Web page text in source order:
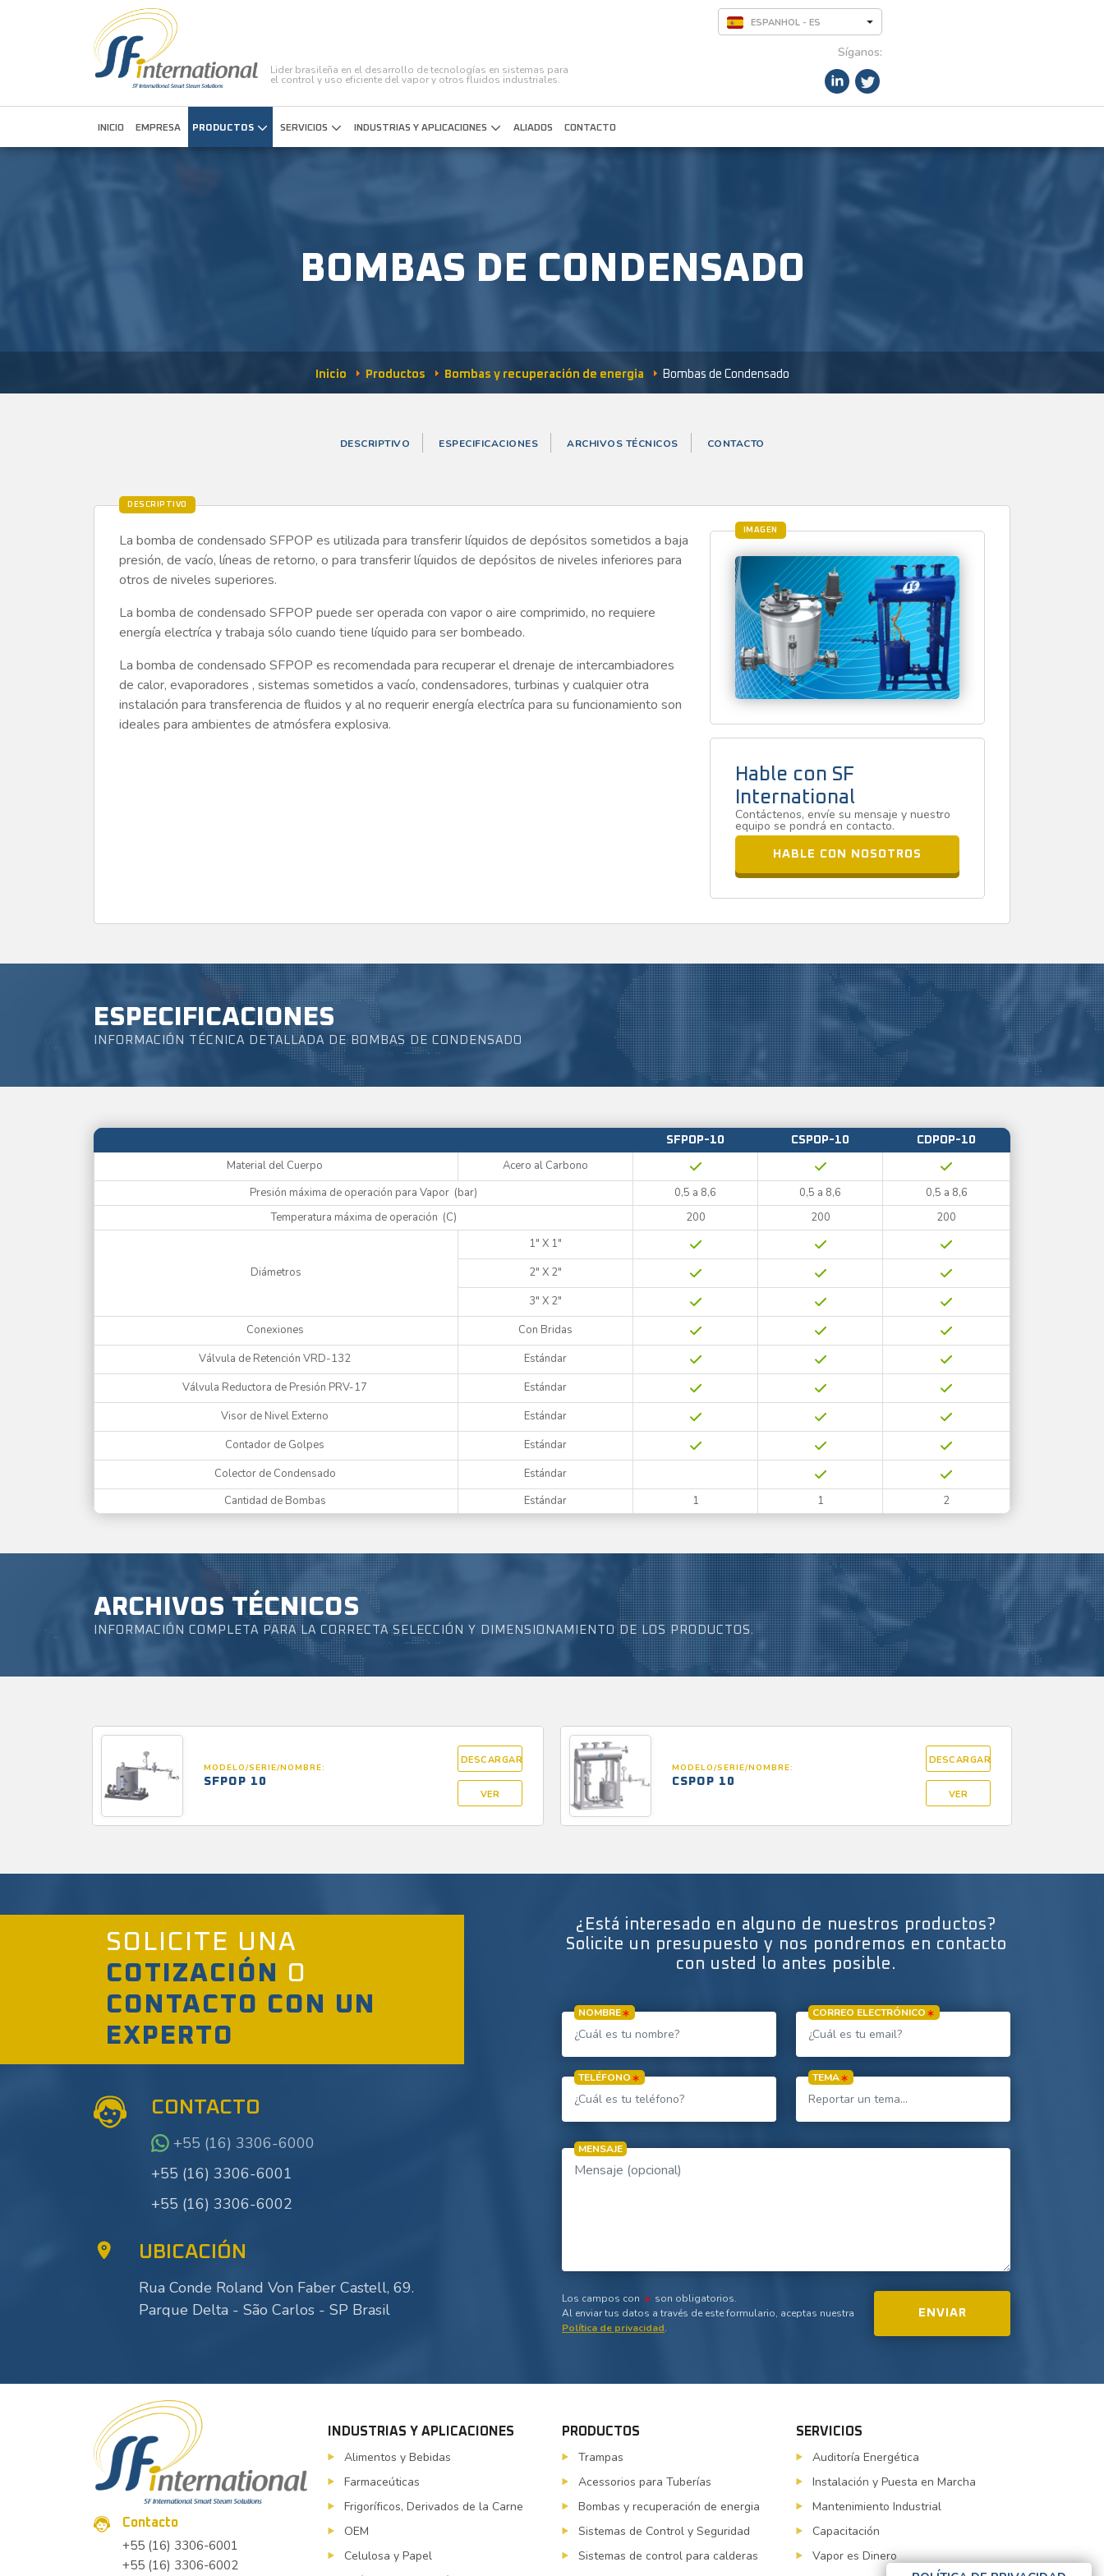
Lider brasileña en el desarrollo de tecnologías en sistemas para
el control y uso eficiente del vapor y otros fluidos industriales.
ESPANHOL - ES
Síganos:
INICIO EMPRESA PRODUCTOS SERVICIOS INDUSTRIAS Y APLICACIONES ALIADOS CONTACTO
BOMBAS DE CONDENSADO
Inicio Productos Bombas y recuperación de energia Bombas de Condensado
DESCRIPTIVO ESPECIFICACIONES ARCHIVOS TÉCNICOS CONTACTO
DESCRIPTIVO
La bomba de condensado SFPOP es utilizada para transferir líquidos de depósitos sometidos a baja
presión, de vacío, líneas de retorno, o para transferir líquidos de depósitos de niveles inferiores para
otros de niveles superiores.
La bomba de condensado SFPOP puede ser operada con vapor o aire comprimido, no requiere
energía electríca y trabaja sólo cuando tiene líquido para ser bombeado.
La bomba de condensado SFPOP es recomendada para recuperar el drenaje de intercambiadores
de calor, evaporadores , sistemas sometidos a vacío, condensadores, turbinas y cualquier otra
instalación para transferencia de fluidos y al no requerir energía electríca para su funcionamiento son
ideales para ambientes de atmósfera explosiva.
IMAGEN
Hable con SF
International
Contáctenos, envíe su mensaje y nuestro
equipo se pondrá en contacto.
HABLE CON NOSOTROS
ESPECIFICACIONES
INFORMACIÓN TÉCNICA DETALLADA DE BOMBAS DE CONDENSADO
SFPOP-10 CSPOP-10 CDPOP-10
Material del Cuerpo
Acero al Carbono
Presión máxima de operación para Vapor (bar)
0,5 a 8,6 0,5 a 8,6
0,5 a 8,6
Temperatura máxima de operación (C)
200 200 200
Diámetros
1" X 1"
2" X 2"
3" X 2"
Conexiones
Con Bridas
Válvula de Retención VRD-132
Estándar
Válvula Reductora de Presión PRV-17
Estándar
Visor de Nivel Externo
Estándar
Contador de Golpes
Estándar
Colector de Condensado
Estándar
Cantidad de Bombas
Estándar 1 1 2
ARCHIVOS TÉCNICOS
INFORMACIÓN COMPLETA PARA LA CORRECTA SELECCIÓN Y DIMENSIONAMIENTO DE LOS PRODUCTOS.
MODELO/SERIE/NOMBRE:
SFPOP 10
DESCARGAR
VER
MODELO/SERIE/NOMBRE:
CSPOP 10
DESCARGAR
VER
SOLICITE UNA
COTIZACIÓN
O
CONTACTO CON UN
EXPERTO
CONTACTO
+55 (16) 3306-6000
+55 (16) 3306-6001
+55 (16) 3306-6002
UBICACIÓN
Rua Conde Roland Von Faber Castell, 69.
Parque Delta - São Carlos - SP Brasil
¿Está interesado en alguno de nuestros productos?
Solicite un presupuesto y nos pondremos en contacto
con usted lo antes posible.
NOMBRE CORREO ELECTRÓNICO
TELÉFONO TEMA
MENSAJE
Los campos con
son obligatorios.
Al enviar tus datos a través de este formulario, aceptas nuestra
Política de privacidad.
Contacto
+55 (16) 3306-6001
+55 (16) 3306-6002
INDUSTRIAS Y APLICACIONES
Alimentos y Bebidas
Farmaceúticas
Frigoríficos, Derivados de la Carne
OEM
Celulosa y Papel
PRODUCTOS
Trampas
Acessorios para Tuberías
Bombas y recuperación de energia
Sistemas de Control y Seguridad
Sistemas de control para calderas
SERVICIOS
Auditoría Energética
Instalación y Puesta en Marcha
Mantenimiento Industrial
Capacitación
Vapor es Dinero